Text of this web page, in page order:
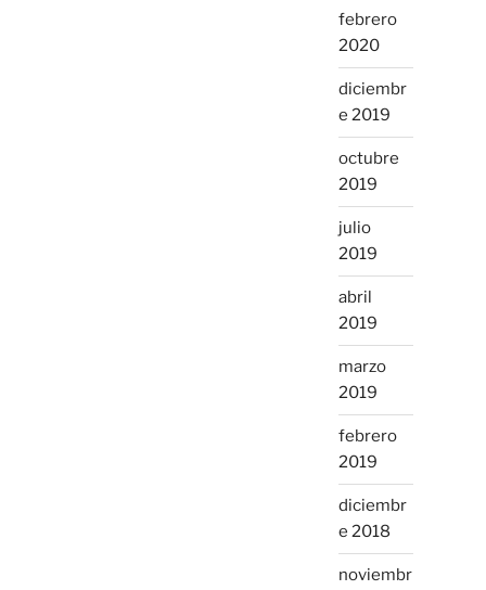
febrero
2020
diciembr
e 2019
octubre
2019
julio
2019
abril
2019
marzo
2019
febrero
2019
diciembr
e 2018
noviembr